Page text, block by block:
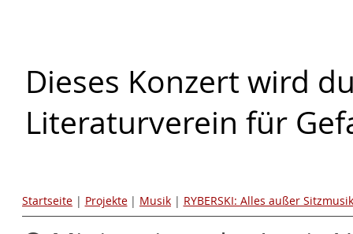
Dieses Konzert wird
Literaturverein für
Startseite | Projekte | Musik | RYBERSKI: Alles außer